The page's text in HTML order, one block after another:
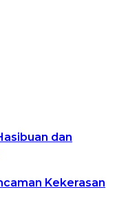
dan
Kekerasan